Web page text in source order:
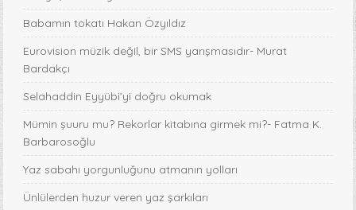
Babamın tokatı Hakan Özyıldız
Eurovision müzik değil, bir SMS yarışmasıdır- Murat
Bardakçı
Selahaddin Eyyübi’yi doğru okumak
Mümin şuuru mu? Rekorlar kitabına girmek mi?- Fatma K.
Barbarosoğlu
Yaz sabahı yorgunluğunu atmanın yolları
Ünlülerden huzur veren yaz şarkıları